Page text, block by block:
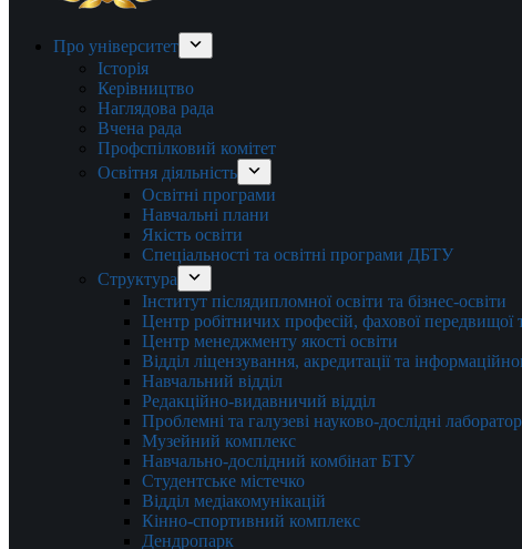
Про університет
Історія
Керівництво
Наглядова рада
Вчена рада
Профспілковий комітет
Освітня діяльність
Освітні програми
Навчальні плани
Якість освіти
Спеціальності та освітні програми ДБТУ
Структура
Інститут післядипломної освіти та бізнес-освіти
Центр робітничих професій, фахової передвищої
Центр менеджменту якості освіти
Відділ ліцензування, акредитації та
Навчальний відділ
Редакційно-видавничий відділ
Проблемні та галузеві науково-дослідні
Музейний комплекс
Навчально-дослідний комбінат БТУ
Студентське містечко
Відділ медіакомунікацій
Кінно-спортивний комплекс
Дендропарк